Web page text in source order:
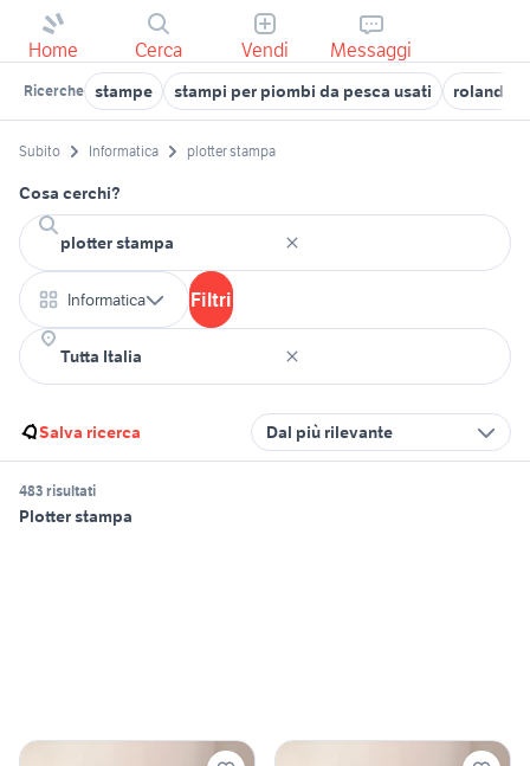
Home Cerca Vendi Messaggi
Ricerche stampe stampi per piombi da pesca usati roland
Subito Informatica plotter stampa
Cosa cerchi?
Informatica Filtri
Salva ricerca Dal più rilevante
483 risultati
Plotter stampa